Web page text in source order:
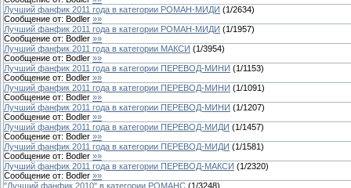
Лучший фанфик 2011 года в категории РОМАН-МИДИ (1/2634)
Сообщение от: Bodler »»
Лучший фанфик 2011 года в категории РОМАН-МИДИ (1/1957)
Сообщение от: Bodler »»
Лучший фанфик 2011 года в категории МАКСИ (1/3954)
Сообщение от: Bodler »»
Лучший фанфик 2011 года в категории ПЕРЕВОД-МИНИ (1/1153)
Сообщение от: Bodler »»
Лучший фанфик 2011 года в категории ПЕРЕВОД-МИНИ (1/1091)
Сообщение от: Bodler »»
Лучший фанфик 2011 года в категории ПЕРЕВОД-МИНИ (1/1207)
Сообщение от: Bodler »»
Лучший фанфик 2011 года в категории ПЕРЕВОД-МИДИ (1/1457)
Сообщение от: Bodler »»
Лучший фанфик 2011 года в категории ПЕРЕВОД-МИДИ (1/1581)
Сообщение от: Bodler »»
Лучший фанфик 2011 года в категории ПЕРЕВОД-МАКСИ (1/2320)
Сообщение от: Bodler »»
"Лучший фанфик 2010" в категории РОМАНС (1/3248)